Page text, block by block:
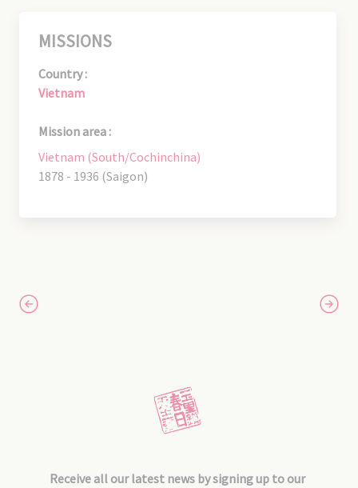
MISSIONS
Country :
Vietnam
Mission area :
Vietnam (South/Cochinchina)
1878 - 1936 (Saigon)
Receive all our latest news by signing up to our